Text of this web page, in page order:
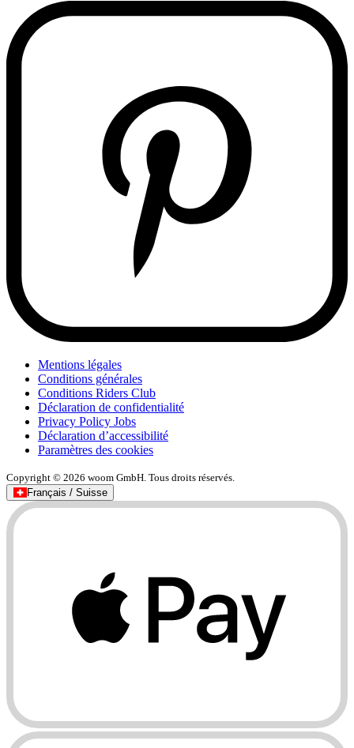
Mentions légales
Conditions générales
Conditions Riders Club
Déclaration de confidentialité
Privacy Policy Jobs
Déclaration d’accessibilité
Paramètres des cookies
Copyright © 2026 woom GmbH. Tous droits réservés.
Français / Suisse